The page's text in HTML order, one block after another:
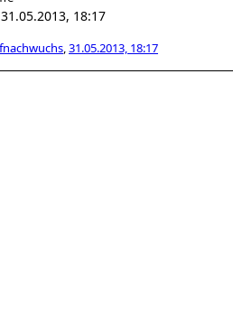
31.05.2013, 18:17
,31.05.2013, 18:17